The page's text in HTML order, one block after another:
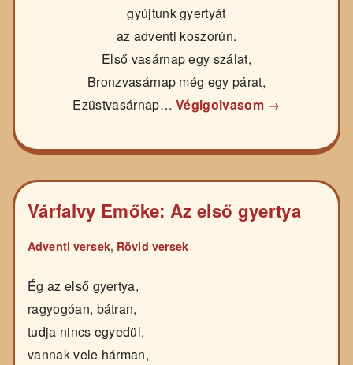
gyújtunk gyertyát
az adventi koszorún.
Első vasárnap egy szálat,
Bronzvasárnap még egy párat,
Ezüstvasárnap…Végigolvasom →
Várfalvy Emőke: Az első gyertya
Adventi versek, Rövid versek
Ég az első gyertya,
ragyogóan, bátran,
tudja nincs egyedül,
vannak vele hárman,